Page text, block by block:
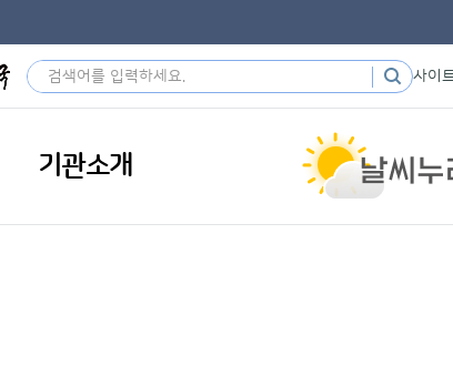
사이
기관소개